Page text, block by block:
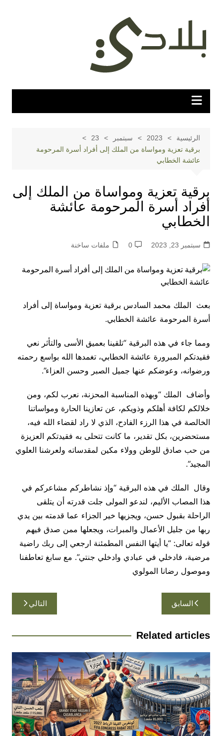
المحتوى
الرئيسية 2023 سبتمبر
23
برقية تعزية ومواساة من الملك إلى أفراد أسرة المرحومة
عائشة الخطابي
برقية تعزية ومواساة من الملك إلى
أفراد أسرة المرحومة عائشة
الخطابي
سبتمبر 23, 2023 0 ملفات ساخنة
بعث الملك محمد السادس برقية تعزية ومواساة إلى أفراد
أسرة المرحومة عائشة الخطابي.
ومما جاء في هذه البرقية “تلقينا بعميق الأسى والتأثر نعي
فقيدتكم المبرورة عائشة الخطابي، تغمدها الله بواسع رحمته
ورضوانه، وعوضكم عنها جميل الصبر وحسن العزاء”.
وأضاف الملك “وبهذه المناسبة المحزنة، نعرب لكم، ومن
خلالكم لكافة أهلكم وذويكم، عن تعازينا الحارة ومواساتنا
الخالصة في هذا الرزء الفادح، الذي لا راد لقضاء الله فيه،
مستحضرين، بكل تقدير، ما كانت تتحلى به فقيدتكم العزيزة
من حب صادق للوطن وولاء مكين لمقدساته ولعرشنا العلوي
المجيد”.
وقال الملك في هذه البرقية “وإذ نشاطركم مشاعركم في
هذا المصاب الأليم، لندعو المولى جلت قدرته أن يتلقى
الراحلة بقبول حسن، ويجزيها خير الجزاء عما قدمته بين يدي
ربها من جليل الأعمال والمبرات، ويجعلها ممن صدق فيهم
قوله تعالى: “يا أيتها النفس المطمئنة ارجعي إلى ربك راضية
مرضية، فادخلي في عبادي وادخلي جنتي”. مع سابغ تعاطفنا
وموصول رضانا المولوي
تصفّح
المقالات
السابق التالي
Related articles